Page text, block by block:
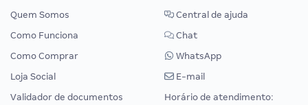
Quem Somos
Como Funciona
Como Comprar
Loja Social
Validador de documentos
Central de ajuda
Chat
WhatsApp
E-mail
Horário de atendimento: